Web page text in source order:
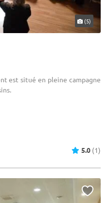
(5)
est situé en pleine campagne
5.0 (1)